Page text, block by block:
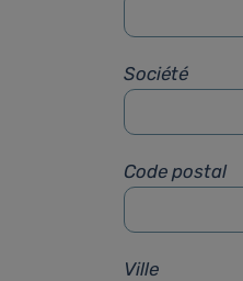
Société
Code postal
Ville